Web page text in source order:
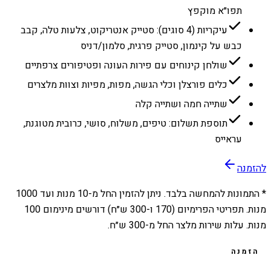
תפו״א מוקפץ
עיקריות (4 סוגים): סטייק אנטריקוט, צלעות טלה, קבב
כבש על קינמון, סטייק פרגית, סלמון/דניס
שולחן קינוחים עם פירות העונה ופטיפורים צרפתיים
כלים פורצלן וכלי הגשה, מפות, מפיות וצוות מלצרים
שתייה חמה ושתייה קלה
תוספת תשלום: טיפים, משלוח, סושי, כרובית מטוגנת,
עראייס
להזמנה
* התמונות להמחשה בלבד. ניתן להזמין החל מ-10 מנות ועד 1000
מנות. תפריטי הפרימיום (170 ו-300 ש״ח) דורשים מינימום 100
מנות. עלות שירות מלצר החל מ-300 ש״ח.
הזמנה